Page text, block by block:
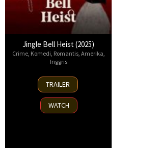
Jingle Bell Heist (2025)
Crime, Komedi Romantis, Amerika
Inggris
25
Nov
2025
TRAILER
WATCH